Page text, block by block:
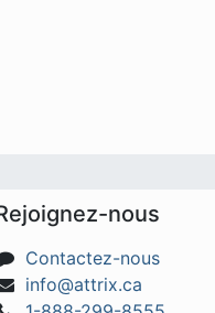
nous
Contactez-nous
info@attrix.ca